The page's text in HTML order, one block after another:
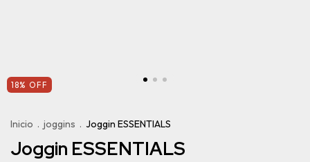
18% OFF
Inicio . joggins . Joggin ESSENTIALS
Joggin ESSENTIALS